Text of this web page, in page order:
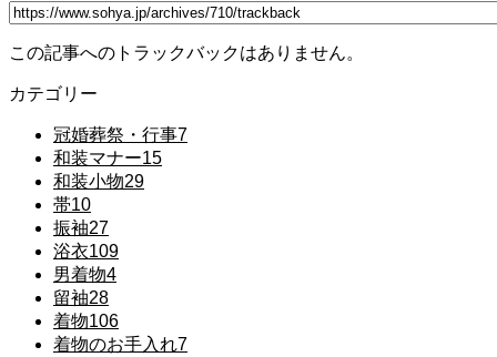
この記事へのトラックバックはありません。
カテゴリー
冠婚葬祭・行事7
和装マナー15
和装小物29
帯10
振袖27
浴衣109
男着物4
留袖28
着物106
着物のお手入れ7